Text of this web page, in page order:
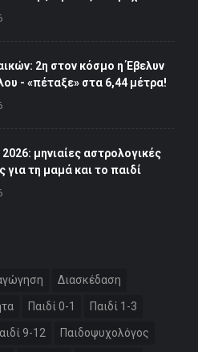
2η στον κόσμο η Έβελυν
- «πέταξε» στα 6,44 μέτρα!
μηνιαίες αστρολογικές
για τη μαμά και το παιδί
Διασκέδαση
Παιδί 0-1 Παιδί 1-3
9-12 Παιδοψυχολόγος